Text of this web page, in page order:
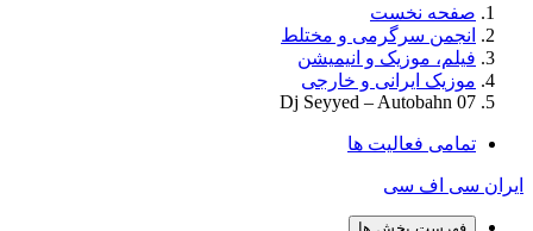
صفحه نخست
انجمن سرگرمی و مختلط
فیلم، موزیک و انیمیشن
موزیک ایرانی و خارجی
Dj Seyyed – Autobahn 07
تمامی فعالیت ها
ایران سی اف سی